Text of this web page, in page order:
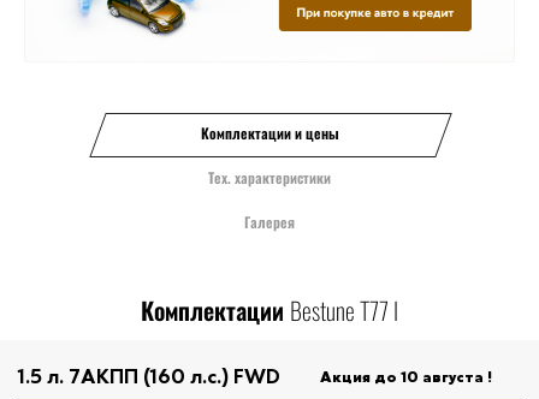
Комплектации и цены
Тех. характеристики
Галерея
Комплектации Bestune T77 I
1.5 л. 7АКПП (160 л.с.) FWD Акция до 10 августа !